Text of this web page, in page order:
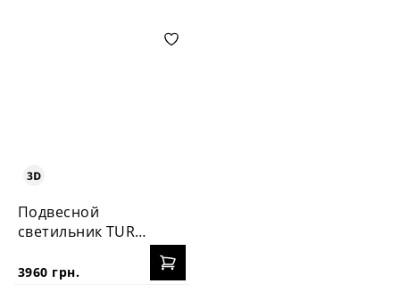
Подвесной
светильник ТURN
3960 грн.